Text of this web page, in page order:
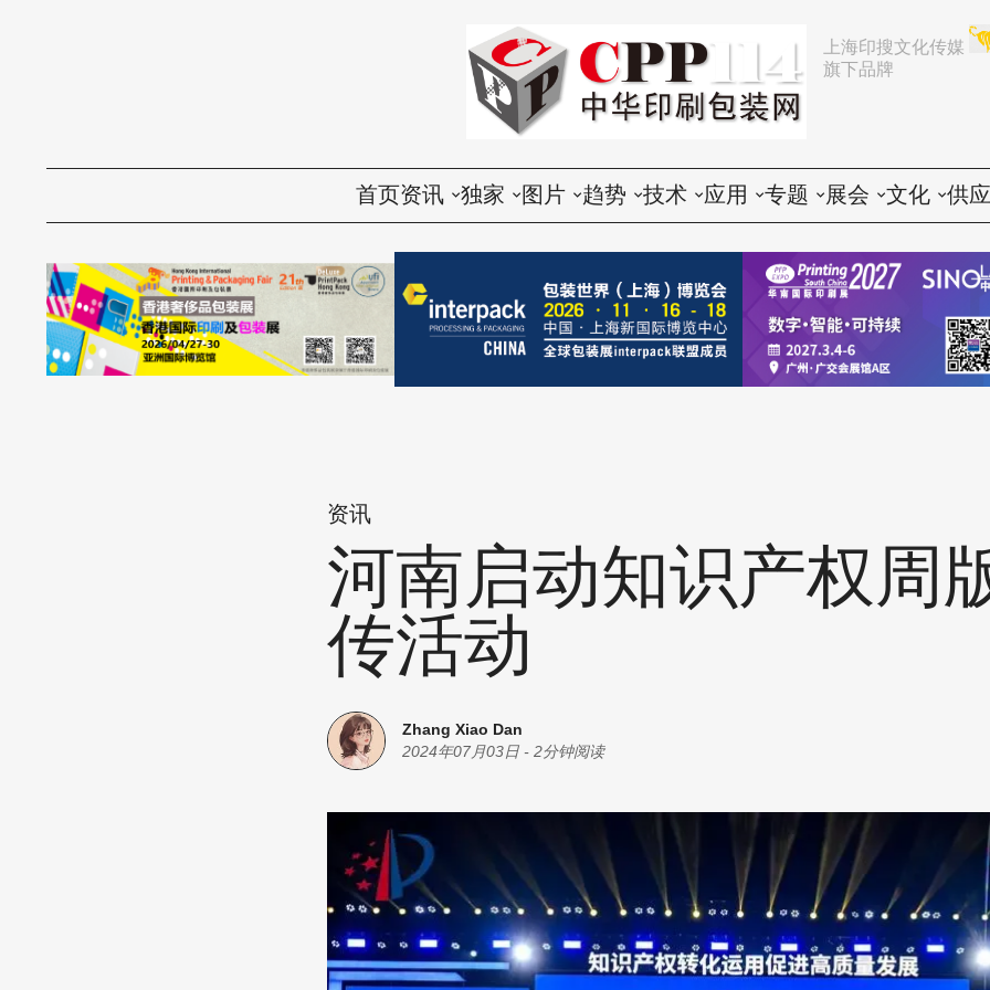
上海印搜文化传媒
旗下品牌
首页资讯
国内
国际
独家
评论
访谈
话题
图片
活动
展会
设备
趋势
行业动态
企业动态
营销
商机
技术
印前
印中
印后
油墨
应用
胶印
数码
标签
丝印
专题
展会
企业
咨询
展会
推荐
中国
东南亚
文化
文化创意
供应
会议
印
印
资讯
河南启动知识产权周
传活动
Zhang Xiao Dan
2024年07月03日- 2分钟阅读